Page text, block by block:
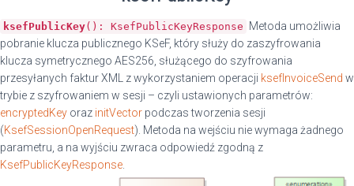
ksefPublicKey(): KsefPublicKeyResponse Metoda umożliwia
pobranie klucza publicznego KSeF, który służy do zaszyfrowania
klucza symetrycznego AES256, służącego do szyfrowania
przesyłanych faktur XML z wykorzystaniem operacji ksefInvoiceSend w
trybie z szyfrowaniem w sesji – czyli ustawionych parametrów:
encryptedKey oraz initVector podczas tworzenia sesji
(KsefSessionOpenRequest). Metoda na wejściu nie wymaga żadnego
parametru, a na wyjściu zwraca odpowiedź zgodną z
KsefPublicKeyResponse.